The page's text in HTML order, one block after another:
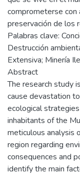
comprometerse con
preservación de los
Palabras clave:
Destrucción
Extensiva; Minería
Abstract
The research study
cause devastation
ecological
inhabitants of the
meticulous analysis
region regarding
consequences and
identify the main